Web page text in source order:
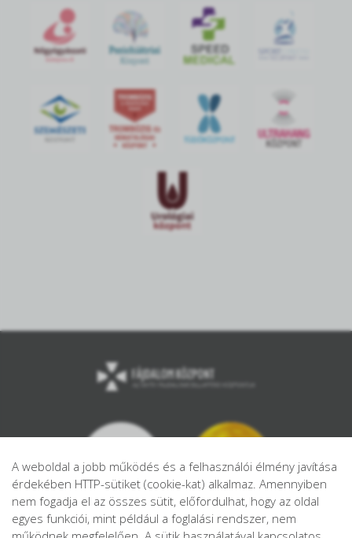
A weboldal a jobb működés és a felhasználói élmény javítása
érdekében HTTP-sütiket (cookie-kat) alkalmaz. Amennyiben
nem fogadja el az összes sütit, előfordulhat, hogy az oldal
egyes funkciói, mint például a foglalási rendszer, nem